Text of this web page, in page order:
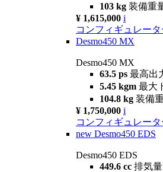
103 kg 装備重
¥ 1,615,000 i
コンフィギュレータ
Desmo450 MX
Desmo450 MX
63.5 ps 最高出
5.45 kgm 最大
104.8 kg 装備
¥ 1,750,000 i
コンフィギュレータ
new Desmo450 EDS
Desmo450 EDS
449.6 cc 排気量